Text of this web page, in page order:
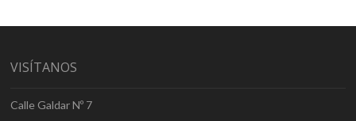
VISÍTANOS
Calle Galdar Nº 7